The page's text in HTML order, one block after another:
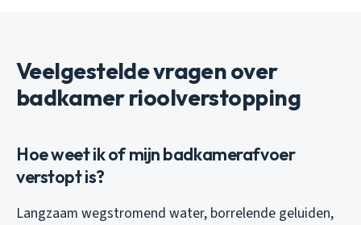
Veelgestelde vragen over
badkamer rioolverstopping
Hoe weet ik of mijn badkamerafvoer
verstopt is?
Langzaam wegstromend water, borrelende geluiden,